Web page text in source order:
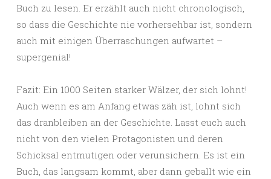
Buch zu lesen. Er erzählt auch nicht chronologisch,
so dass die Geschichte nie vorhersehbar ist, sondern
auch mit einigen Überraschungen aufwartet –
supergenial!
Fazit: Ein 1000 Seiten starker Wälzer, der sich lohnt!
Auch wenn es am Anfang etwas zäh ist, lohnt sich
das dranbleiben an der Geschichte. Lasst euch auch
nicht von den vielen Protagonisten und deren
Schicksal entmutigen oder verunsichern. Es ist ein
Buch, das langsam kommt, aber dann geballt wie ein